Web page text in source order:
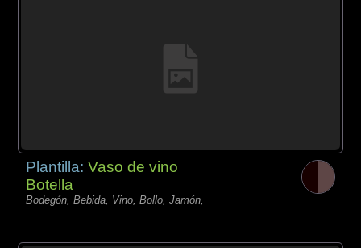
Plantilla:Vaso de vino
Botella
Bodegón, Bebida, Vino, Bollo, Jamón,